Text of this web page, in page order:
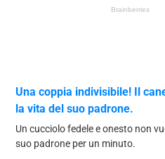
Una coppia indivisibile! Il
la vita del suo padrone.
Un cucciolo fedele e onesto non
suo padrone per un minuto.